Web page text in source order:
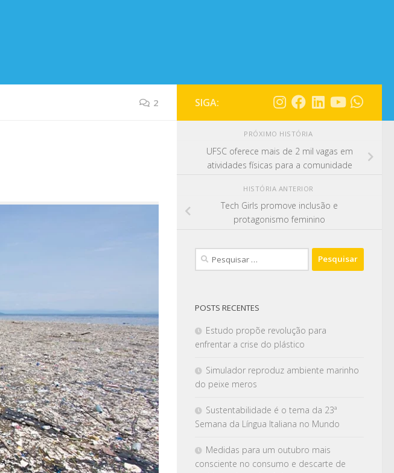
2 SIGA:
PRÓXIMO HISTÓRIA
UFSC oferece mais de 2 mil vagas em
atividades físicas para a comunidade
HISTÓRIA ANTERIOR
Tech Girls promove inclusão e
protagonismo feminino
POSTS RECENTES
Estudo propõe revolução para
enfrentar a crise do plástico
Simulador reproduz ambiente marinho
do peixe meros
Sustentabilidade é o tema da 23ª
Semana da Língua Italiana no Mundo
Medidas para um outubro mais
consciente no consumo e descarte de